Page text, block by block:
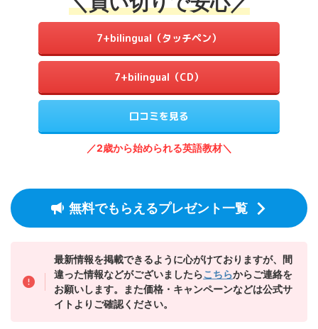
7+bilingual（タッチペン）
7+bilingual（CD）
口コミを見る
／2歳から始められる英語教材＼
無料でもらえるプレゼント一覧
最新情報を掲載できるように心がけておりますが、間
違った情報などがございましたらこちらからご連絡を
お願いします。また価格・キャンペーンなどは公式サ
イトよりご確認ください。